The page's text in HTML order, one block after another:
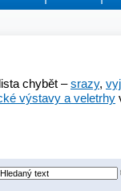
chybět –srazy,
výstavy a veletrhy